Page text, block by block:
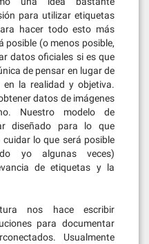
para utilizar etiquetas
hacer todo esto más
posible (o menos posible,
datos oficiales si es que
de pensar en lugar de
la realidad y objetiva.
datos de imágenes
Nuestro modelo de
diseñado para lo que
lo que será posible
yo algunas veces)
de etiquetas y la
nos hace escribir
para documentar
Usualmente